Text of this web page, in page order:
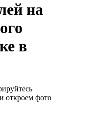
на
в
откроем фото